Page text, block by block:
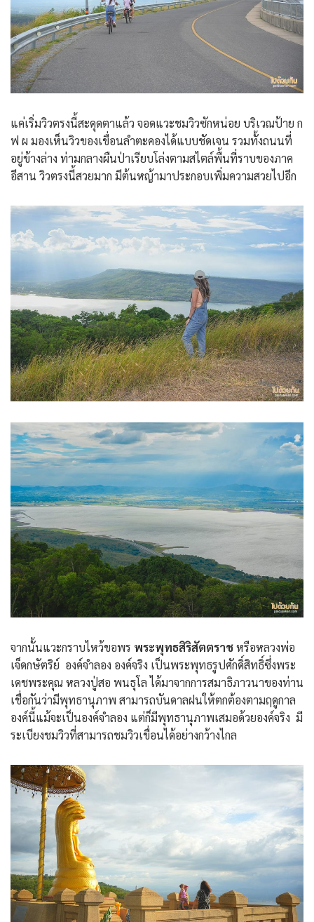
แค่เริ่มวิวตรงนี้สะดุดตาแล้ว จอดแวะชมวิวซักหน่อย บริเวณป้าย ก
ฟ ผ มองเห็นวิวของเขื่อนลำตะคองได้แบบชัดเจน รวมทั้งถนนที่
อยู่ข้างล่าง ท่ามกลางผืนป่าเรียบโล่งตามสไตล์พื้นที่ราบของภาค
อีสาน วิวตรงนี้สวยมาก มีต้นหญ้ามาประกอบเพิ่มความสวยไปอีก
จากนั้นแวะกราบไหว้ขอพร พระพุทธสิริสัตตราชหรือหลวงพ่อ
เจ็ดกษัตริย์ องค์จำลอง องค์จริง เป็นพระพุทธรูปศักดิ์สิทธิ์ซึ่งพระ
เดชพระคุณ หลวงปู่สอ พนธุโล ได้มาจากการสมาธิภาวนาของท่าน
เชื่อกันว่ามีพุทธานุภาพ สามารถบันดาลฝนให้ตกต้องตามฤดูกาล
องค์นี้แม้จะเป็นองค์จำลอง แต่ก็มีพุทธานุภาพเสมอด้วยองค์จริง มี
ระเบียงชมวิวที่สามารถชมวิวเขื่อนได้อย่างกว้างไกล